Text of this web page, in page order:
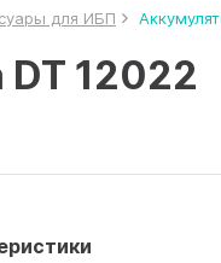
для ИБП
DT 12022